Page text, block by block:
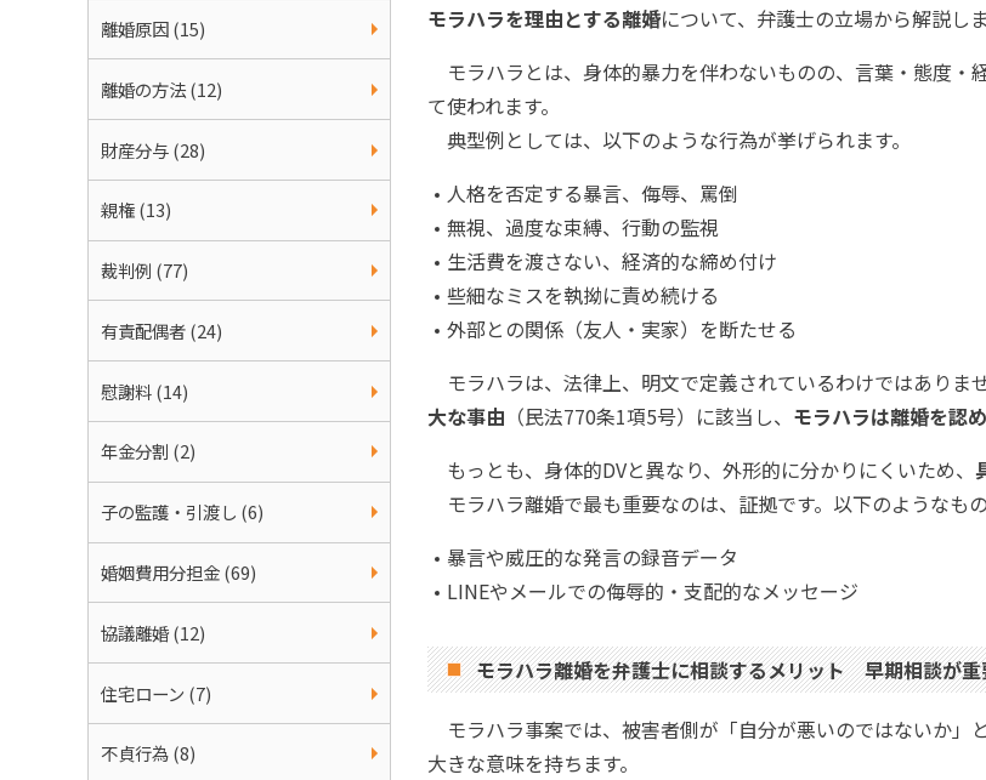
モラハラを理由とする離婚について、弁護士の立場から解説しま
モラハラとは、身体的暴力を伴わないものの、言葉・態度・
て使われます。
典型例としては、以下のような行為が挙げられます。
人格を否定する暴言、侮辱、罵倒
無視、過度な束縛、行動の監視
生活費を渡さない、経済的な締め付け
些細なミスを執拗に責め続ける
外部との関係（友人・実家）を断たせる
モラハラは、法律上、明文で定義されているわけではありま
大な事由 （民法770条1項5号）に該当し、 モラハラは離婚を認
もっとも、身体的DVと異なり、外形的に分かりにくいため、
モラハラ離婚で最も重要なのは、証拠です。以下のようなも
暴言や威圧的な発言の録音データ
LINEやメールでの侮辱的・支配的なメッセージ
モラハラ離婚を弁護士に相談するメリット 早期相談が重
モラハラ事案では、被害者側が「自分が悪いのではないか」
大きな意味を持ちます。
離婚原因 (15)
離婚の方法 (12)
財産分与 (28)
親権 (13)
裁判例 (77)
有責配偶者 (24)
慰謝料 (14)
年金分割 (2)
子の監護・引渡し (6)
婚姻費用分担金 (69)
協議離婚 (12)
住宅ローン (7)
不貞行為 (8)